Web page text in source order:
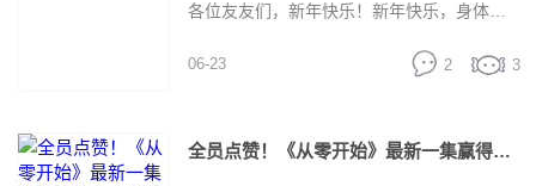
分汉化）汉化不好请多多包涵、 测试、日文
各位友友们，新年快乐！新年快乐，身体健
康，万事如意，心想事成，加油加油
06-23 3
2
全员点赞！《从零开始》最新一集赢得相关人士好评